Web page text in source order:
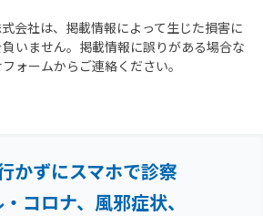
会社は、掲載情報によって生じた損害に
いません。掲載情報に誤りがある場合な
ォームからご連絡ください。
かずにスマホで診察
コロナ、風邪症状、